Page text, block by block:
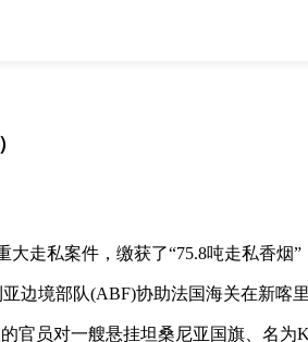
私案件，缴获了“75.8吨走私香烟”
境部队(ABF)协助法国海关在新喀
员对一艘悬挂坦桑尼亚国旗、名为